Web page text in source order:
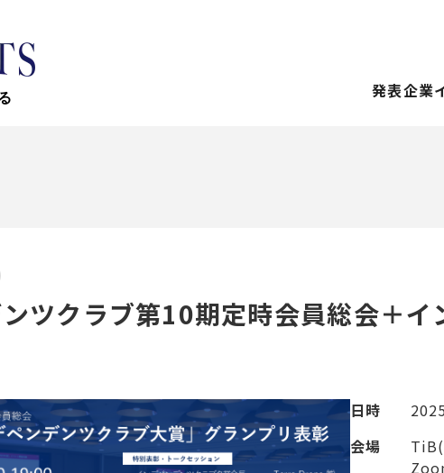
発表企業
ツクラブ第10期定時会員総会＋イ
日時
会場